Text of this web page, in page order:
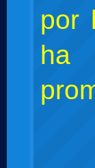
por
ha